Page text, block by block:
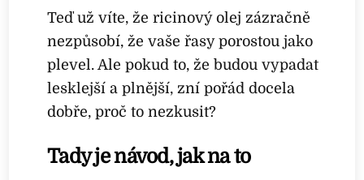
Teď už víte, že ricinový olej zázračně
nezpůsobí, že vaše řasy porostou jako
plevel. Ale pokud to, že budou vypadat
lesklejší a plnější, zní pořád docela
dobře, proč to nezkusit?
Tady je návod, jak na to